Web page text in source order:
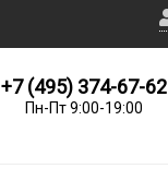
+7 (495) 374-67-62
Пн-Пт 9:00-19:00